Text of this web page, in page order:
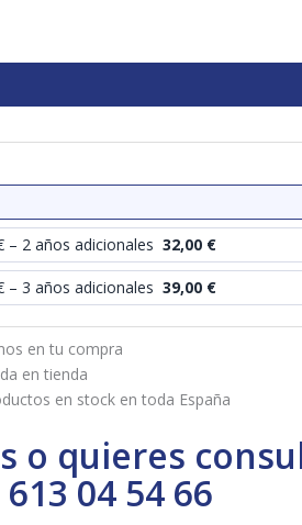
– 2 años adicionales 32,00 €
– 3 años adicionales 39,00 €
en tu compra
en tienda
en stock en toda España
o quieres
04 54 66